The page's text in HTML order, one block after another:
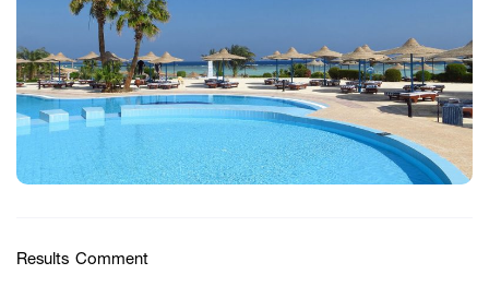
Results Comment